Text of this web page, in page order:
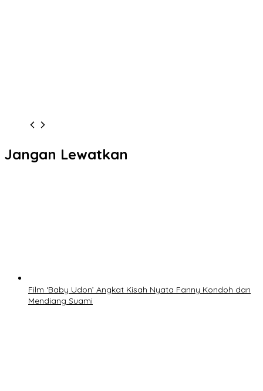
Jangan Lewatkan
Film ‘Baby Udon’ Angkat Kisah Nyata Fanny Kondoh dan
Mendiang Suami